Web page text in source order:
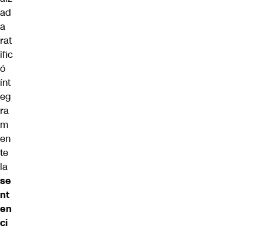
ad
a
rat
ific
ó
ínt
eg
ra
m
en
te
la
se
nt
en
ci